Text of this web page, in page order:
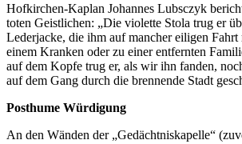
Hofkirchen-Kaplan Johannes Lubsczyk
toten Geistlichen: „Die violette Stola trug er
Lederjacke, die ihm auf mancher eiligen
einem Kranken oder zu einer entfernten
auf dem Kopfe trug er, als wir ihn fanden,
auf dem Gang durch die brennende Stadt
Posthume Würdigung
An den Wänden der „Gedächtniskapelle“